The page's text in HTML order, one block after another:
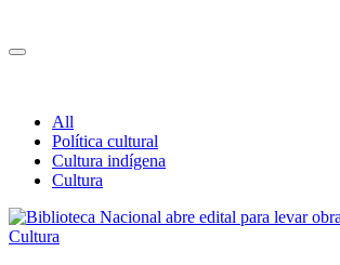
All
Política cultural
Cultura indígena
Cultura
Cultura